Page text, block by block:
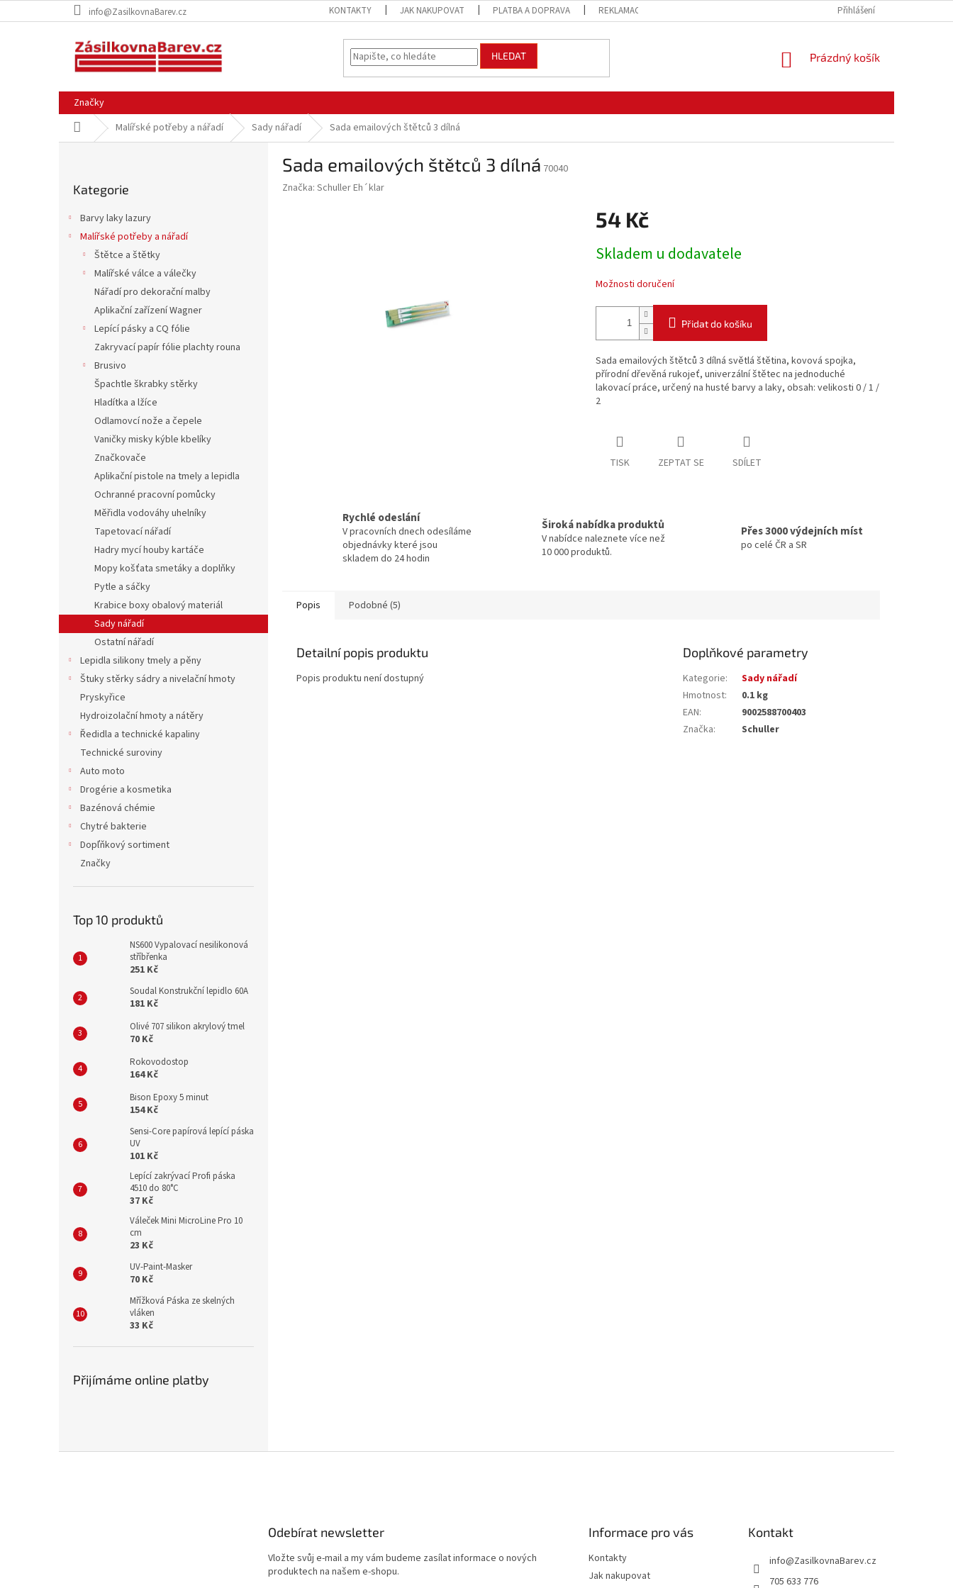
na
info@ZasilkovnaBarev.cz KONTAKTY JAK NAKUPOVAT PLATBA A DOPRAVA REKLAMACE ZBOŽÍ PODMÍNKY OCHRANY
Přihlášení
HLEDAT
NÁKUPNÍ
Prázdný košík
Značky
Domů Malířské potřeby a nářadí Sady nářadí Sada emailových štětců 3 dílná
kategorie
Kategorie
Barvy laky lazury
Malířské potřeby a nářadí
Štětce a štětky
Malířské válce a válečky
Nářadí pro dekorační malby
Aplikační zařízení Wagner
Lepící pásky a CQ fólie
Zakryvací papír fólie plachty rouna
Brusivo
Špachtle škrabky stěrky
Hladítka a lžíce
Odlamovcí nože a čepele
Vaničky misky kýble kbelíky
Značkovače
Aplikační pistole na tmely a lepidla
Ochranné pracovní pomůcky
Měřidla vodováhy uhelníky
Tapetovací nářadí
Hadry mycí houby kartáče
Mopy košťata smetáky a doplňky
Pytle a sáčky
Krabice boxy obalový materiál
Sady nářadí
Ostatní nářadí
Lepidla silikony tmely a pěny
Štuky stěrky sádry a nivelační hmoty
Pryskyřice
Hydroizolační hmoty a nátěry
Ředidla a technické kapaliny
Technické suroviny
Auto moto
Drogérie a kosmetika
Bazénová chémie
Chytré bakterie
Dopľňkový sortiment
Značky
Top 10 produktů
NS600 Vypalovací nesilikonová
stříbřenka
251 Kč
Soudal Konstrukční lepidlo 60A
181 Kč
Olivé 707 silikon akrylový tmel
70 Kč
Rokovodostop
164 Kč
Bison Epoxy 5 minut
154 Kč
Sensi-Core papírová lepící páska
UV
101 Kč
Lepící zakrývací Profi páska
4510 do 80°C
37 Kč
Váleček Mini MicroLine Pro 10
cm
23 Kč
UV-Paint-Masker
70 Kč
Mřížková Páska ze skelných
vláken
33 Kč
Přijímáme online platby
Sada emailových štětců 3 dílná 70040
Značka: Schuller Eh´klar
54 Kč
cena:
Skladem u dodavatele
Možnosti doručení
Přidat do košíku
Sada emailových štětců 3 dílná světlá štětina, kovová spojka,
přírodní dřevěná rukojeť, univerzální štětec na jednoduché
lakovací práce, určený na husté barvy a laky, obsah: velikosti 0 / 1 /
2
TISK ZEPTAT SE SDÍLET
Rychlé odeslání
V pracovních dnech odesíláme
objednávky které jsou
skladem do 24 hodin
Široká nabídka produktů
V nabídce naleznete více než
10 000 produktů.
Přes 3000 výdejních míst
po celé ČR a SR
Popis Podobné (5)
Detailní popis produktu
Popis produktu není dostupný
Doplňkové parametry
Kategorie:
Sady nářadí
Hmotnost:
0.1 kg
EAN:
9002588700403
Značka: Schuller
Odebírat newsletter
Vložte svůj e-mail a my vám budeme zasílat informace o nových
produktech na našem e-shopu.
Informace pro vás
Kontakty
Jak nakupovat
Kontakt
info@ZasilkovnaBarev.cz
705 633 776